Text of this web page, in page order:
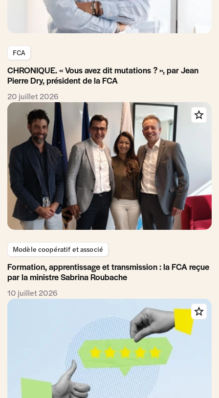
FCA
CHRONIQUE. « Vous avez dit mutations ? », par Jean
Pierre Dry, président de la FCA
20 juillet 2026
Modèle coopératif et associé
Formation, apprentissage et transmission : la FCA reçue
par la ministre Sabrina Roubache
10 juillet 2026